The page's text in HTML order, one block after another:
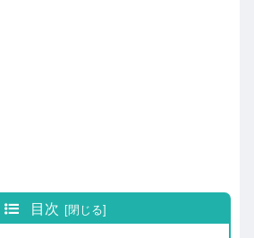
目次